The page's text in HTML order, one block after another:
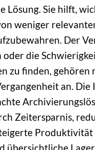
Lösung. Sie hilft,
weniger
Der
oder die
zu finden, gehören
an.
Zeitersparnis,
Produktivität
übersichtliche